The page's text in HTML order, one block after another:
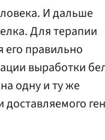
И дальше
Для терапии
его правильно
выработки
одну и ту же
доставляемого